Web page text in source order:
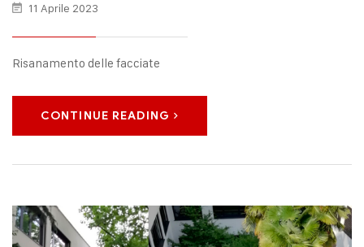
11 Aprile 2023
Risanamento delle facciate
CONTINUE READING